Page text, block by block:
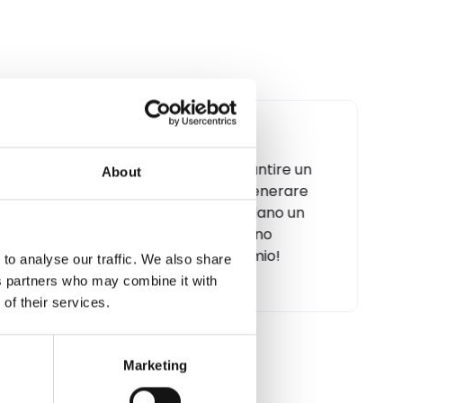
About
analyse our traffic. We also share
who may combine it with
of their services.
Marketing
Premia chi indovina il risultato di un
match tra due squadre avversarie,
raccogli i dati dei partecipanti, guarda le
statistiche e genera fan engagement.